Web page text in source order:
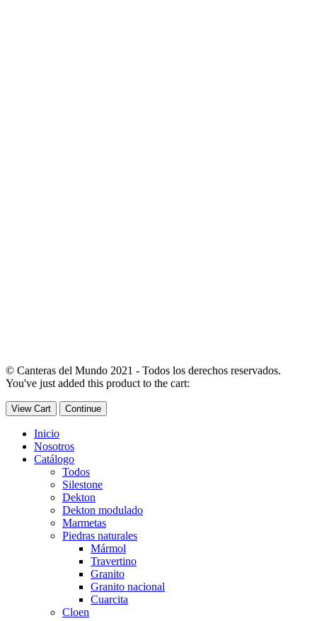
© Canteras del Mundo 2021 - Todos los derechos reservados.
You've just added this product to the cart:
View Cart Continue
Inicio
Nosotros
Catálogo
Todos
Silestone
Dekton
Dekton modulado
Marmetas
Piedras naturales
Mármol
Travertino
Granito
Granito nacional
Cuarcita
Cloen